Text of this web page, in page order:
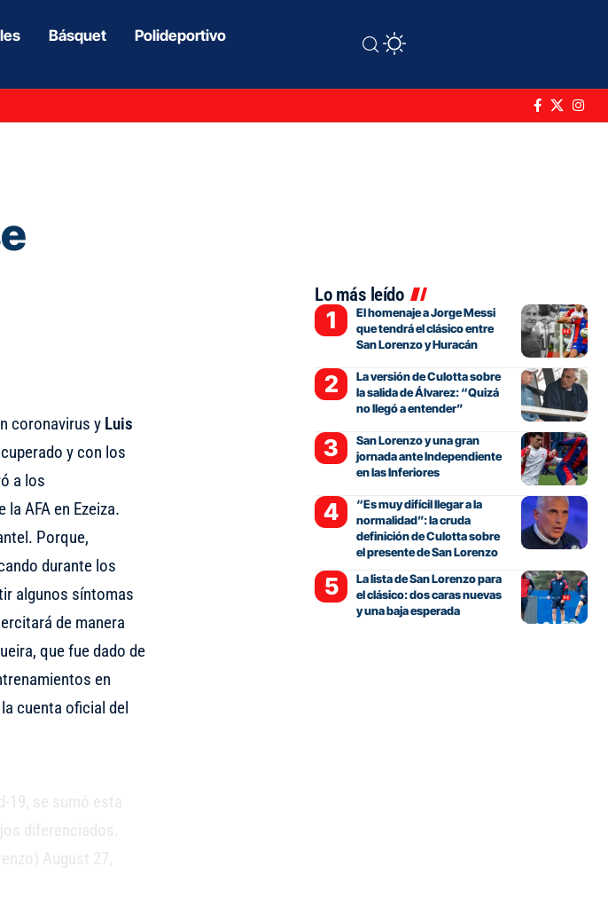
Básquet Polideportivo
coronavirus y Luis
y con los
a los
AFA en Ezeiza.
Porque,
durante los
algunos síntomas
de manera
que fue dado de
en
cuenta oficial del
19, se sumó esta
diferenciados.
August 27,
Lo más leído
El homenaje a Jorge Messi
que tendrá el clásico entre
San Lorenzo y Huracán
La versión de Culotta sobre
la salida de Álvarez: “Quizá
no llegó a entender”
San Lorenzo y una gran
jornada ante Independiente
en las Inferiores
“Es muy difícil llegar a la
normalidad”: la cruda
definición de Culotta sobre
el presente de San Lorenzo
La lista de San Lorenzo para
el clásico: dos caras nuevas
y una baja esperada